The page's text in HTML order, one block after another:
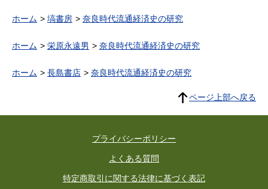
ホーム 塙書房 奈良時代流通経済史の研究
ホーム 栄原永遠男 奈良時代流通経済史の研究
ホーム 長島書店 奈良時代流通経済史の研究
ページ上部へ戻る
プライバシーポリシー
よくある質問
特定商取引に関する法律に基づく表記